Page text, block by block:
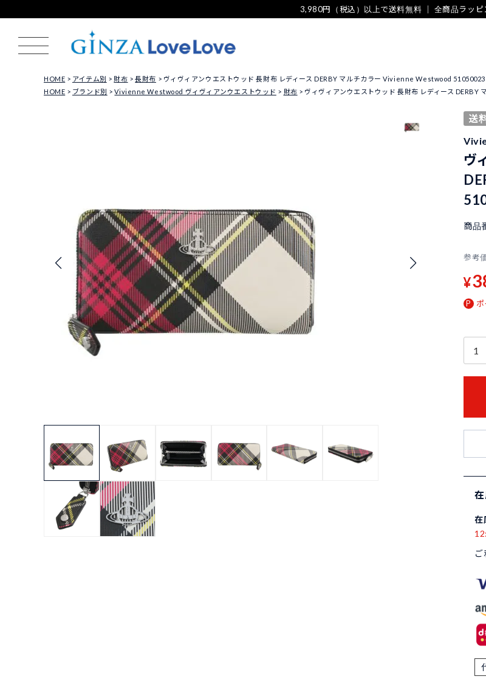
3,980円（税込）以上で送料無料 ｜ 全商品ラッピ
HOME アイテム別 財布 長財布
ヴィヴィアンウエストウッド 長財布 レディース DERBY マルチカラー Vivienne Westwood
HOME
ブランド別 Vivienne Westwood ヴィヴィアンウエストウッド 財布 ヴィヴィアンウエストウッド 長財布 レディース
送
ヴ
商品
参考
¥
在